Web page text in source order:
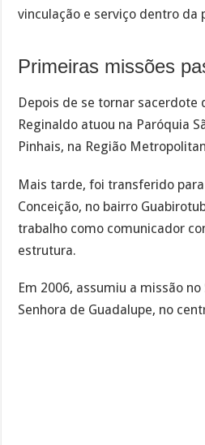
vinculação e serviço dentro da
Primeiras missões
Depois de se tornar sacerdote
Reginaldo atuou na Paróquia
Pinhais, na Região
Mais tarde, foi transferido
Conceição, no bairro
trabalho como comunicador
estrutura.
Em 2006, assumiu a missão
Senhora de Guadalupe, no